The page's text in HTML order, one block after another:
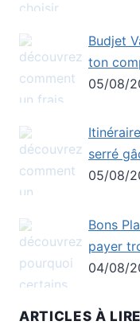
Budjet
ton
05/08/
serré
05/08/
Bons
payer
04/08/
ARTICLES À